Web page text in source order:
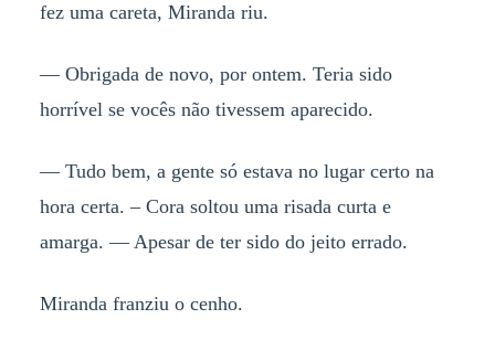
fez uma careta, Miranda riu.
— Obrigada de novo, por ontem. Teria sido
horrível se vocês não tivessem aparecido.
— Tudo bem, a gente só estava no lugar certo na
hora certa. – Cora soltou uma risada curta e
amarga. — Apesar de ter sido do jeito errado.
Miranda franziu o cenho.